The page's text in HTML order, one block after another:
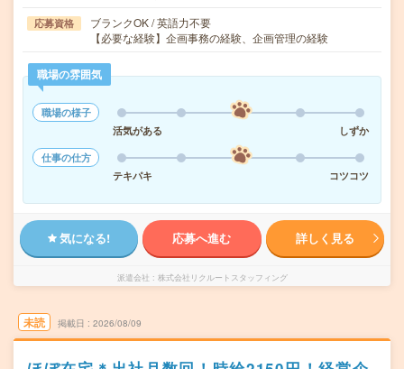
応募資格
ブランクOK / 英語力不要
【必要な経験】企画事務の経験、企画管理の経験
職場の雰囲気
職場の様子
活気がある
しずか
仕事の仕方
テキパキ
コツコツ
気になる! 応募へ進む 詳しく見る
派遣会社 株式会社リクルートスタッフィング
未読 掲載日 2026/08/09